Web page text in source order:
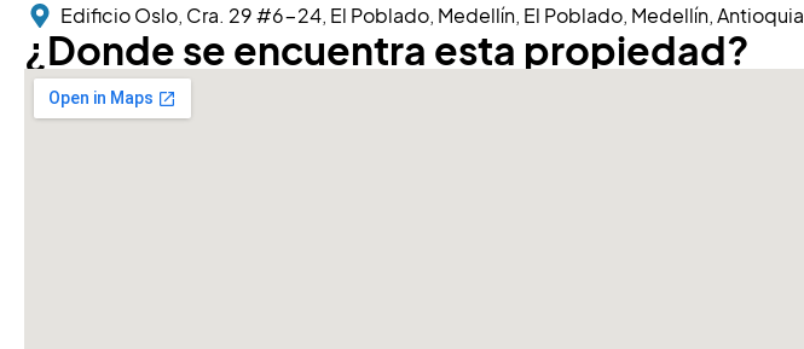
Edificio Oslo, Cra. 29 #6-24, El Poblado, Medellín, El Poblado, Medellín, Antioquia
¿Donde se encuentra esta propiedad?